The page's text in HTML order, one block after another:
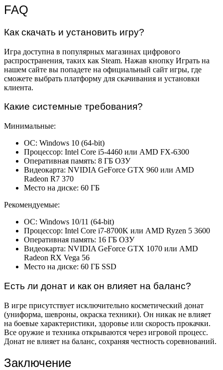
FAQ
Как скачать и установить игру?
Игра доступна в популярных магазинах цифрового
распространения, таких как Steam. Нажав кнопку Играть на
нашем сайте вы попадете на официальный сайт игры, где
сможете выбрать платформу для скачивания и установки
клиента.
Какие системные требования?
Минимальные:
ОС: Windows 10 (64-bit)
Процессор: Intel Core i5-4460 или AMD FX-6300
Оперативная память: 8 ГБ ОЗУ
Видеокарта: NVIDIA GeForce GTX 960 или AMD
Radeon R7 370
Место на диске: 60 ГБ
Рекомендуемые:
ОС: Windows 10/11 (64-bit)
Процессор: Intel Core i7-8700K или AMD Ryzen 5 3600
Оперативная память: 16 ГБ ОЗУ
Видеокарта: NVIDIA GeForce GTX 1070 или AMD
Radeon RX Vega 56
Место на диске: 60 ГБ SSD
Есть ли донат и как он влияет на баланс?
В игре присутствует исключительно косметический донат
(униформа, шевроны, окраска техники). Он никак не влияет
на боевые характеристики, здоровье или скорость прокачки.
Все оружие и техника открываются через игровой процесс.
Донат не влияет на баланс, сохраняя честность соревнований.
Заключение